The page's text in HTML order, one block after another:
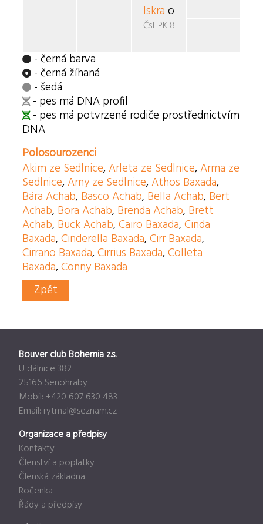
Iskra od Bachusa
ČsHPK 8-82/87/89
- černá barva
- černá žíhaná
- šedá
- pes má DNA profil
- pes má potvrzené rodiče prostřednictvím
DNA
Polosourozenci
Akim ze Sedlnice, Arleta ze Sedlnice, Arma ze
Sedlnice, Arny ze Sedlnice, Athos Baxada,
Bára Achab, Basco Achab, Bella Achab, Bert
Achab, Bora Achab, Brenda Achab, Brett
Achab, Buck Achab,Cairo Baxada,Cinda
Baxada,Cinderella Baxada,Cirr Baxada,
Cirrano Baxada,Cirrius Baxada,Colleta
Baxada,Conny Baxada
Zpět
Bouver club Bohemia z.s.
U dálnice 382
25166 Senohraby
Mobil: +420 607 630 483
Email: rytmal@seznam.cz
Organizace a předpisy
Kontakty
Členství a poplatky
Členská základna
Ročenka
Řády a předpisy